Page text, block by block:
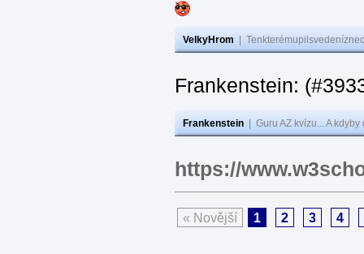
VelkyHrom
Frankenstein:
Frankenstein Guru AZ kvízu... A
https://
« Novější 1 2 3 4